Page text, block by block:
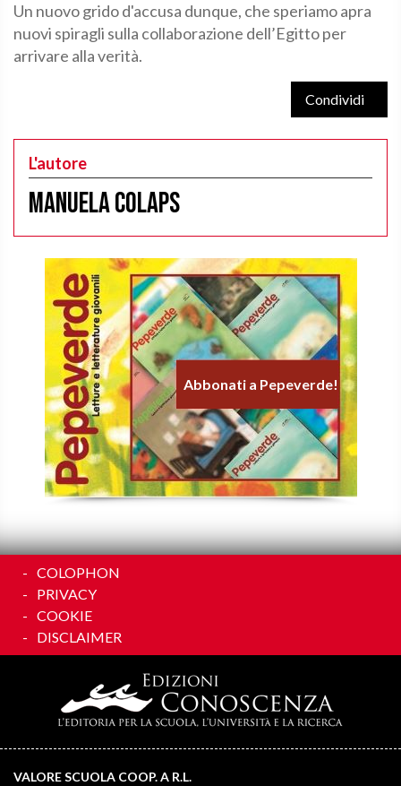
Un nuovo grido d'accusa dunque, che speriamo apra
nuovi spiragli sulla collaborazione dell’Egitto per
arrivare alla verità.
Condividi
L'autore
Manuela Colaps
Abbonati a Pepeverde!
COLOPHON
PRIVACY
COOKIE
DISCLAIMER
VALORE SCUOLA COOP. A R.L.